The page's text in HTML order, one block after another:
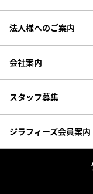
法人様へのご案内
会社案内
スタッフ募集
ジラフィーズ会員案内